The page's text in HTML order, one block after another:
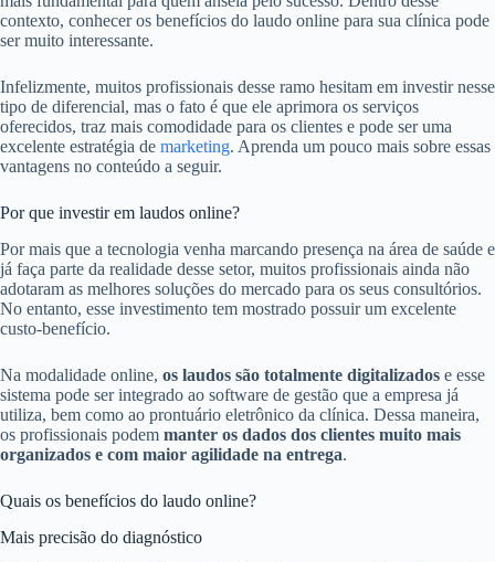
contexto, conhecer os benefícios do laudo online para sua clínica pode
ser muito interessante.
Infelizmente, muitos profissionais desse ramo hesitam em investir nesse
tipo de diferencial, mas o fato é que ele aprimora os serviços
oferecidos, traz mais comodidade para os clientes e pode ser uma
excelente estratégia de marketing. Aprenda um pouco mais sobre essas
vantagens no conteúdo a seguir.
Por que investir em laudos online?
Por mais que a tecnologia venha marcando presença na área de saúde e
já faça parte da realidade desse setor, muitos profissionais ainda não
adotaram as melhores soluções do mercado para os seus consultórios.
No entanto, esse investimento tem mostrado possuir um excelente
custo-benefício.
Na modalidade online, os laudos são totalmente digitalizados e esse
sistema pode ser integrado ao software de gestão que a empresa já
utiliza, bem como ao prontuário eletrônico da clínica. Dessa maneira,
os profissionais podem manter os dados dos clientes muito mais
organizados e com maior agilidade na entrega.
Quais os benefícios do laudo online?
Mais precisão do diagnóstico